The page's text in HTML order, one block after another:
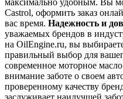
максимально удобным. Вы
Castrol, оформить заказ
вас время. Надежность и
уважаемых брендов в
на OilEngine.ru, вы
правильный выбор для
современное моторное
внимание заботе о своем
проверенному качеству